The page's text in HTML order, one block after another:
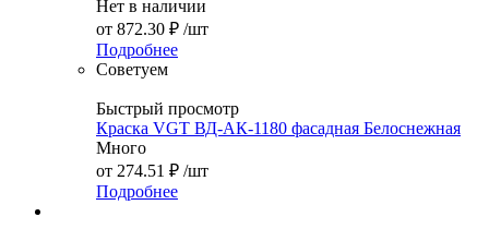
Нет в наличии
от 872.30 ₽ /шт
Подробнее
Советуем
Быстрый просмотр
Краска VGT ВД-АК-1180 фасадная Белоснежная
Много
от 274.51 ₽ /шт
Подробнее